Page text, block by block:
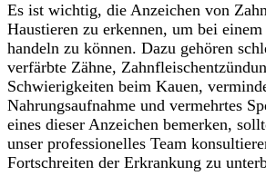
Es ist wichtig, die Anzeichen von
Haustieren zu erkennen, um bei
handeln zu können. Dazu gehören
verfärbte Zähne,
Schwierigkeiten beim Kauen,
Nahrungsaufnahme und vermehrtes
eines dieser Anzeichen bemerken,
unser professionelles Team
Fortschreiten der Erkrankung zu